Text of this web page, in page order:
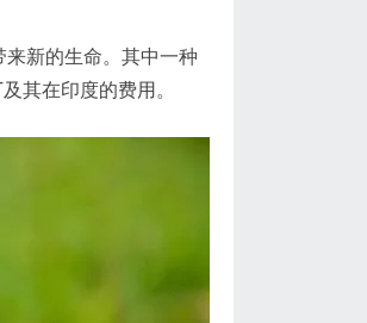
新的生命。其中一种
其在印度的费用。